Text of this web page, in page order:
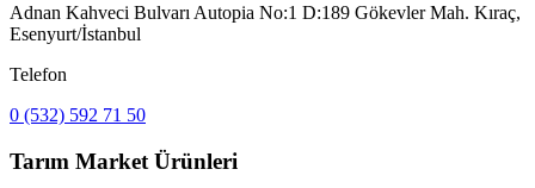
Adnan Kahveci Bulvarı Autopia No:1 D:189 Gökevler Mah. Kıraç,
Esenyurt/İstanbul
Telefon
0 (532) 592 71 50
Tarım Market Ürünleri